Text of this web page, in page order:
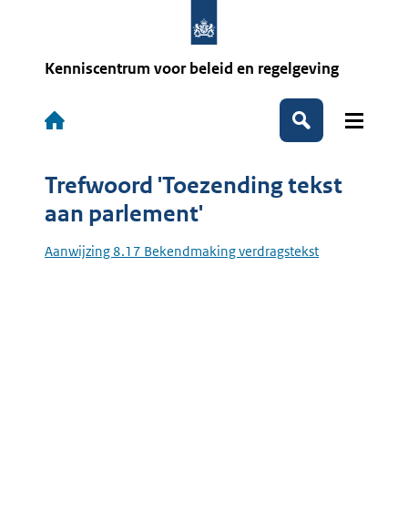
Kenniscentrum voor beleid en regelgeving
Hoofdnavigatie
Zoeken
Trefwoord 'Toezending tekst
aan parlement'
Aanwijzing 8.17 Bekendmaking verdragstekst